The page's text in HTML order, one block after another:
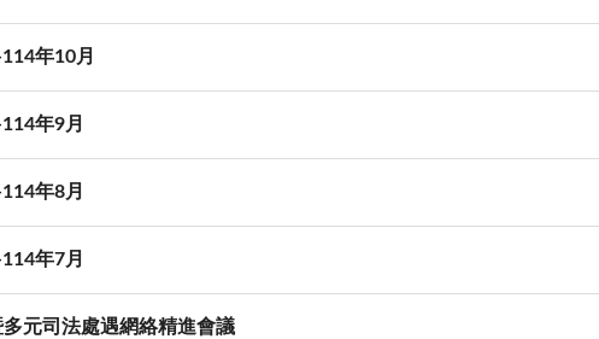
年10月
年9月
年8月
年7月
元司法處遇網絡精進會議